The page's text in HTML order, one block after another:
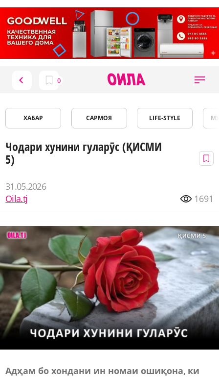
ХАБАР САРМОЯ LIFE-STYLE
Чодари хунини гуларӯс (ҚИСМИ
5)
31.05.2026
Oila.tj
1691
Адҳам бо хондани ин номаи ошиқона, ки